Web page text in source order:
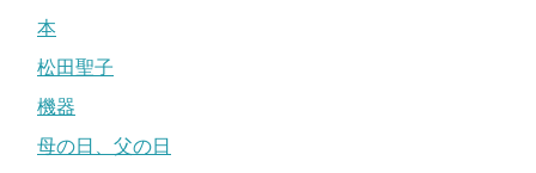
本
松田聖子
機器
母の日、父の日